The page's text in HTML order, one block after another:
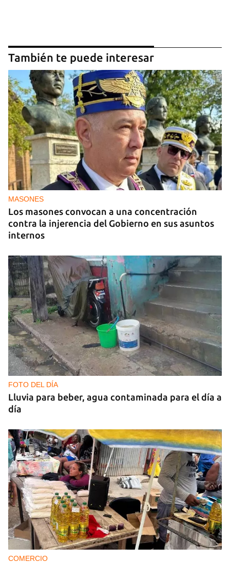
También te puede interesar
MASONES
Los masones convocan a una concentración
contra la injerencia del Gobierno en sus asuntos
internos
FOTO DEL DÍA
Lluvia para beber, agua contaminada para el día a
día
COMERCIO